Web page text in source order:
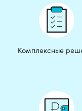
Комплексные